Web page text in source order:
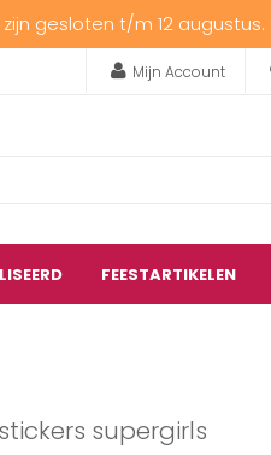
gesloten t/m 12 augustus.
Mijn Account
FEESTARTIKELEN
supergirls